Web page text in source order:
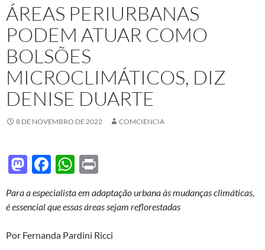
ÁREAS PERIURBANAS
PODEM ATUAR COMO
BOLSÕES
MICROCLIMÁTICOS, DIZ
DENISE DUARTE
8 DE NOVEMBRO DE 2022 COMCIENCIA
M
to
o
F
e
o
W
at
A
nt
Para a especialista em adaptação urbana às mudanças climáticas,
é essencial que essas áreas sejam reflorestadas
Por Fernanda Pardini Ricci